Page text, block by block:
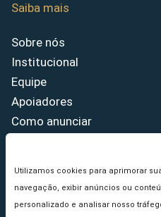
Utilizamos cookies para aprimorar
navegação, exibir anúncios ou
personalizado e analisar nosso
Saiba mais
Sobre nós
Institucional
Equipe
Apoiadores
Como anunciar
Princípios Editoriais